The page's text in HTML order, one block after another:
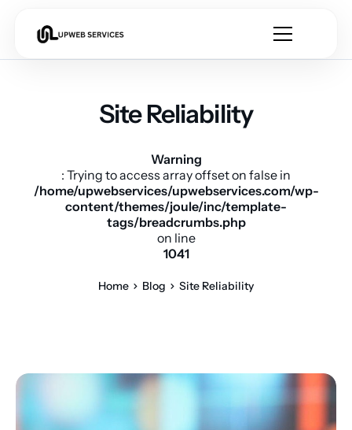
Site Reliability
Warning
: Trying to access array offset on false in
/home/upwebservices/upwebservices.com/wp-
content/themes/joule/inc/template-
tags/breadcrumbs.php
on line
1041
Home Blog Site Reliability